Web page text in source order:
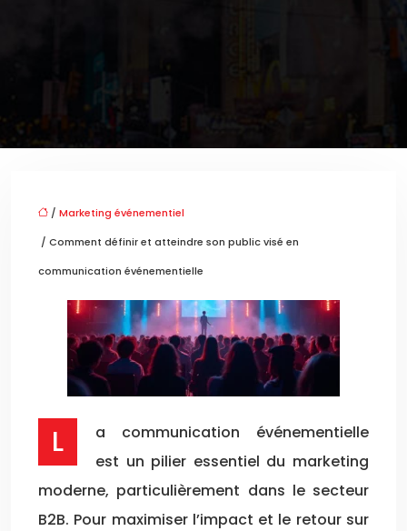
/ Marketing événementiel
/ Comment définir et atteindre son public visé en
communication événementielle
La communication événementielle
est un pilier essentiel du marketing
moderne, particulièrement dans le secteur
B2B. Pour maximiser l’impact et le retour sur